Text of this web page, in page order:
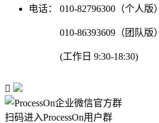
电话：
010-82796300（个人版）
010-86393609（团队版）
(工作日 9:30-18:30)

扫码进入ProcessOn用户群